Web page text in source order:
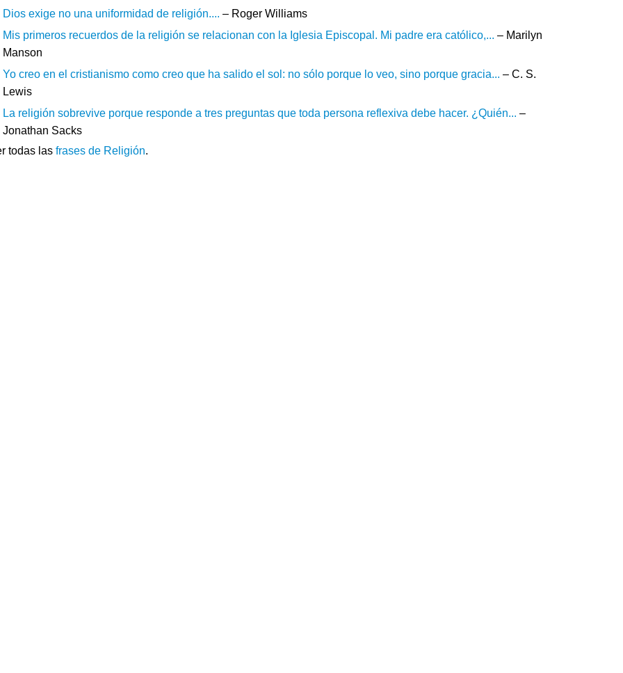
Dios exige no una uniformidad de religión.... – Roger Williams
Mis primeros recuerdos de la religión se relacionan con la Iglesia Episcopal. Mi padre era católico,... – Marilyn
Manson
Yo creo en el cristianismo como creo que ha salido el sol: no sólo porque lo veo, sino porque gracia... – C. S.
Lewis
La religión sobrevive porque responde a tres preguntas que toda persona reflexiva debe hacer. ¿Quién... –
Jonathan Sacks
todas las frases de Religión.